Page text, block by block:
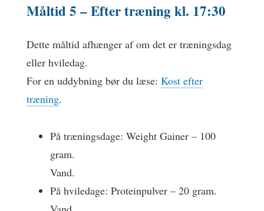
Måltid 5 –Efter træning kl. 17:30
Dette måltid afhænger af om det er træningsdag
eller hviledag.
For en uddybning bør du læse: Kost efter
træning.
På træningsdage: Weight Gainer – 100
gram.
Vand.
På hviledage: Proteinpulver – 20 gram.